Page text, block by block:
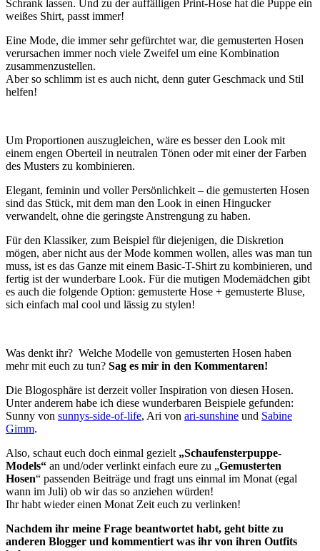
Schrank lassen. Und zu der auffälligen Print-Hose hat die Puppe ein
weißes Shirt, passt immer!
Eine Mode, die immer sehr gefürchtet war, die gemusterten Hosen
verursachen immer noch viele Zweifel um eine Kombination
zusammenzustellen.
Aber so schlimm ist es auch nicht, denn guter Geschmack und Stil
helfen!
Um Proportionen auszugleichen wäre es besser den Look mit
einem engen Oberteil in neutralen Tönen oder mit einer der Farben
des Musters zu kombinieren.
Elegant, feminin und voller Persönlichkeit – die gemusterten Hosen
sind das Stück, mit dem man den Look in einen Hingucker
verwandelt, ohne die geringste Anstrengung zu haben.
Für den Klassiker, zum Beispiel für diejenigen, die Diskretion
mögen, aber nicht aus der Mode kommen wollen, alles was man tun
muss, ist es das Ganze mit einem Basic-T-Shirt zu kombinieren, und
fertig ist der wunderbare Look. Für die mutigen Modemädchen gibt
es auch die folgende Option: gemusterte Hose + gemusterte Bluse,
sich einfach mal cool und lässig zu stylen!
Was denkt ihr? Welche Modelle von gemusterten Hosen haben
mehr mit euch zu tun? Sag es mir in den Kommentaren!
Die Blogosphäre ist derzeit voller Inspiration von diesen Hosen.
Unter anderem habe ich diese wunderbaren Beispiele gefunden:
Sunny von sunnys-side-of-life, Ari von ari-sunshine und Sabine
Gimm.
Also, schaut euch doch einmal gezielt „Schaufensterpuppe-
Models“ an und/oder verlinkt einfach eure zu „Gemusterten
Hosen“ passenden Beiträge und fragt uns einmal im Monat (egal
wann im Juli) ob wir das so anziehen würden!
Ihr habt wieder einen Monat Zeit euch zu verlinken!
Nachdem ihr meine Frage beantwortet habt, geht bitte zu
anderen Blogger und kommentiert was ihr von ihren Outfits